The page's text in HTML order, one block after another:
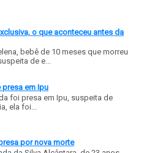
o que aconteceu antes da
bebê de 10 meses que morreu
de e...
em Ipu
foi presa em Ipu, suspeita de
ela foi...
por nova morte